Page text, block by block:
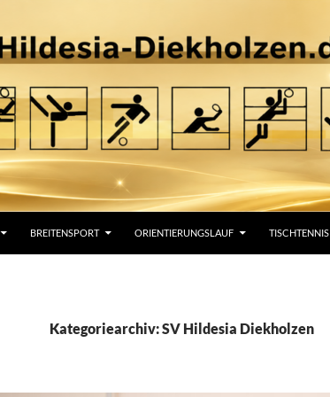
BREITENSPORT ORIENTIERUNGSLAUF TISCHTENNIS
Kategoriearchiv: SV Hildesia Diekholzen